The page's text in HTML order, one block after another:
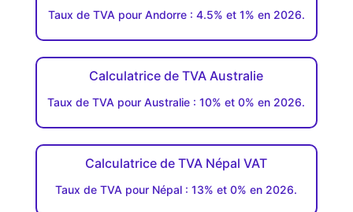
Taux de TVA pour Andorre : 4.5% et 1% en 2026.
Calculatrice de TVA Australie
Taux de TVA pour Australie : 10% et 0% en 2026.
Calculatrice de TVA Népal VAT
Taux de TVA pour Népal : 13% et 0% en 2026.